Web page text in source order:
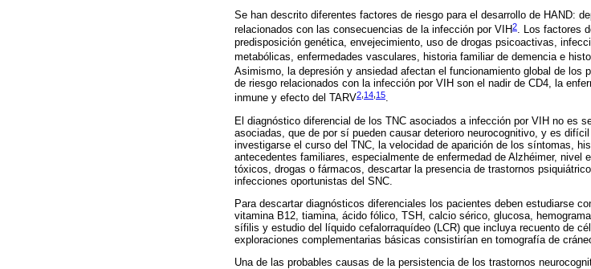
Se han descrito diferentes factores de riesgo para el desarrollo de HAND:
relacionados con las consecuencias de la infección por VIH2. Los factores
predisposición genética, envejecimiento, uso de drogas psicoactivas,
metabólicas, enfermedades vasculares, historia familiar de demencia e
Asimismo, la depresión y ansiedad afectan el funcionamiento global de los
de riesgo relacionados con la infección por VIH son el nadir de CD4, la
inmune y efecto del TARV2 14 15.
El diagnóstico diferencial de los TNC asociados a infección por VIH no es
asociadas, que de por sí pueden causar deterioro neurocognitivo, y es
investigarse el curso del TNC, la velocidad de aparición de los síntomas,
antecedentes familiares, especialmente de enfermedad de Alzhéimer,
tóxicos, drogas o fármacos, descartar la presencia de trastornos
infecciones oportunistas del SNC.
Para descartar diagnósticos diferenciales los pacientes deben estudiarse
vitamina B12, tiamina, ácido fólico, TSH, calcio sérico, glucosa,
sífilis y estudio del líquido cefalorraquídeo (LCR) que incluya recuento de
exploraciones complementarias básicas consistirían en tomografía de
Una de las probables causas de la persistencia de los trastornos